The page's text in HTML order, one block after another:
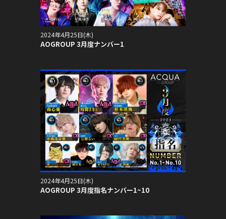
2024年4月25日(木)
AOGROUP 3月度ナンバー1
2024年4月25日(木)
AOGROUP 3月度指名ナンバー1~10